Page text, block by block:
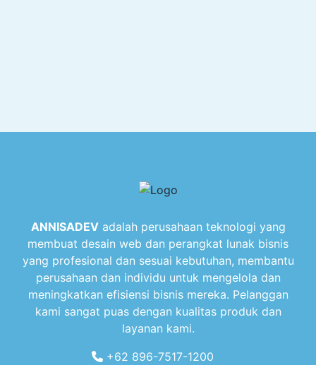
ANNISADEVadalah perusahaan teknologi yang
membuat desain web dan perangkat lunak bisnis
yang profesional dan sesuai kebutuhan, membantu
perusahaan dan individu untuk mengelola dan
meningkatkan efisiensi bisnis mereka. Pelanggan
kami sangat puas dengan kualitas produk dan
layanan kami.
+62 896-7517-1200